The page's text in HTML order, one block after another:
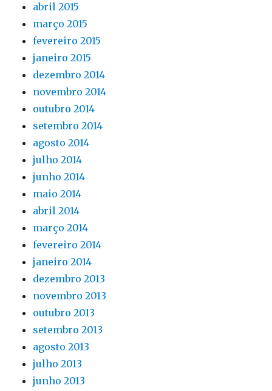
abril 2015
março 2015
fevereiro 2015
janeiro 2015
dezembro 2014
novembro 2014
outubro 2014
setembro 2014
agosto 2014
julho 2014
junho 2014
maio 2014
abril 2014
março 2014
fevereiro 2014
janeiro 2014
dezembro 2013
novembro 2013
outubro 2013
setembro 2013
agosto 2013
julho 2013
junho 2013